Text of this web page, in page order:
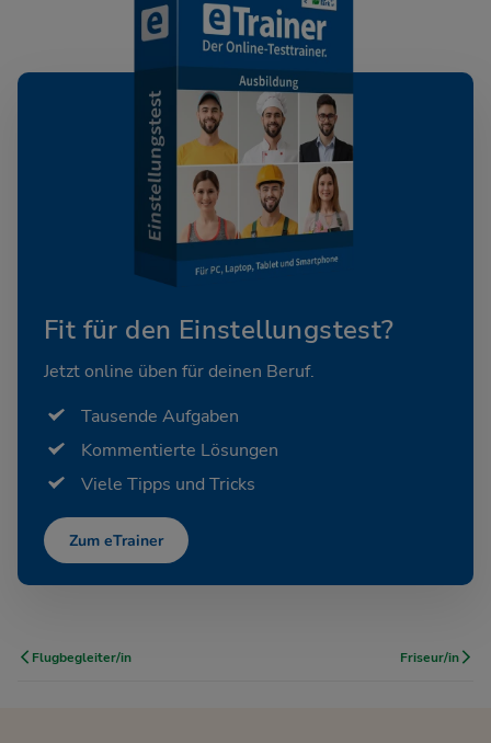
Fit für den Einstellungstest?
Jetzt online üben für deinen Beruf.
Tausende Aufgaben
Kommentierte Lösungen
Viele Tipps und Tricks
Zum eTrainer
Flugbegleiter/in Friseur/in